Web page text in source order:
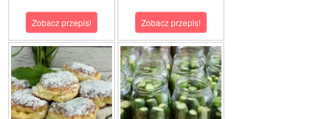
Zobacz przepis! Zobacz przepis!